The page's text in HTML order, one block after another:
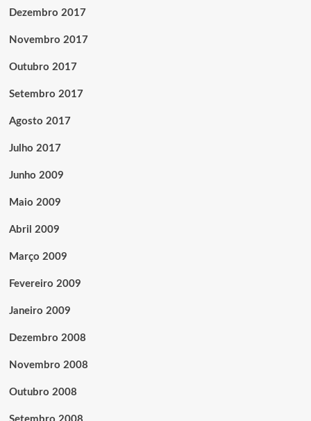
Dezembro 2017
Novembro 2017
Outubro 2017
Setembro 2017
Agosto 2017
Julho 2017
Junho 2009
Maio 2009
Abril 2009
Março 2009
Fevereiro 2009
Janeiro 2009
Dezembro 2008
Novembro 2008
Outubro 2008